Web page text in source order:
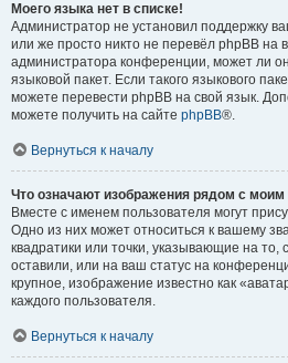
Моего языка нет в списке!
Администратор не установил поддержку
или же просто никто не перевёл phpBB на
администратора конференции, может ли
языковой пакет. Если такого языкового
можете перевести phpBB на свой язык.
можете получить на сайте phpBB®.
Вернуться к началу
Что означают изображения рядом с
Вместе с именем пользователя могут
Одно из них может относиться к вашему
квадратики или точки, указывающие на то,
оставили, или на ваш статус на
крупное, изображение известно как
каждого пользователя.
Вернуться к началу